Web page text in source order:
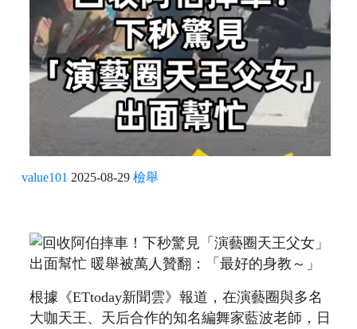
value101 2025-08-29 檢舉
根據《ETtoday新聞雲》報道，在演藝圈與多名
大咖天王、天后合作的知名編舞家藍波老師，日